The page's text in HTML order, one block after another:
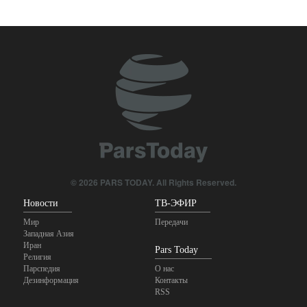
© 2026 PARS TODAY. All Rights Reserved.
Новости
Мир
Западная Азия
Иран
Религия
Парспедия
Дезинформация
ТВ-ЭФИР
Передачи
Pars Today
О нас
Контакты
RSS